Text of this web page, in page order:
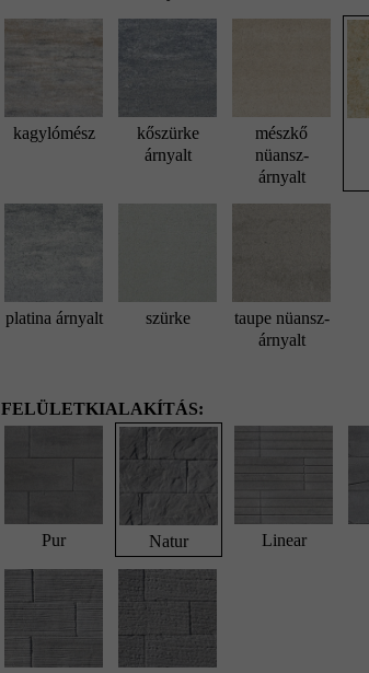
kagylómész
kőszürke
árnyalt
mészkő
nüansz-
árnyalt
platina árnyalt szürke
taupe nüansz-
árnyalt
FELÜLETKIALAKÍTÁS:
Pur Natur Linear